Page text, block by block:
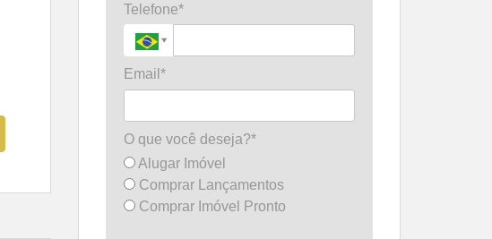
Telefone*
Email*
O que você deseja?*
Alugar Imóvel
Comprar Lançamentos
Comprar Imóvel Pronto